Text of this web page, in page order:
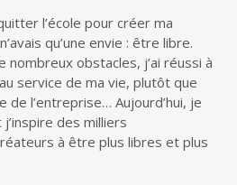
l’école pour créer ma
qu’une envie : être libre.
obstacles, j’ai réussi à
service de ma vie, plutôt que
de l’entreprise… Aujourd’hui, je
des milliers
à être plus libres et plus